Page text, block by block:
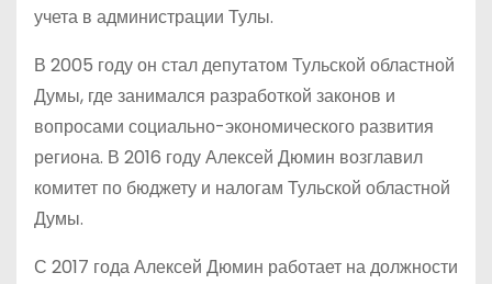
учета в администрации Тулы.
В 2005 году он стал депутатом Тульской областной
Думы, где занимался разработкой законов и
вопросами социально-экономического развития
региона. В 2016 году Алексей Дюмин возглавил
комитет по бюджету и налогам Тульской областной
Думы.
С 2017 года Алексей Дюмин работает на должности